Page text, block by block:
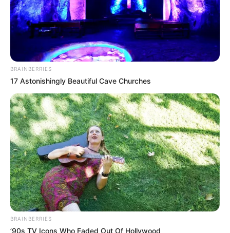
BRAINBERRIES
17 Astonishingly Beautiful Cave Churches
BRAINBERRIES
’90s TV Icons Who Faded Out Of Hollywood